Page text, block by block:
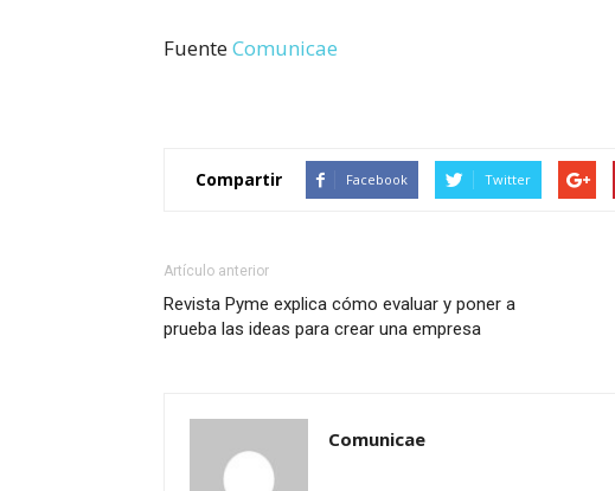
FuenteComunicae
Compartir Facebook Twitter
Artículo anterior
Revista Pyme explica cómo evaluar y poner a
prueba las ideas para crear una empresa
Comunicae